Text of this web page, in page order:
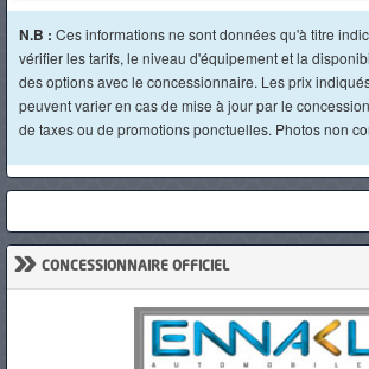
N.B : Ces informations ne sont données qu'à titre
vérifier les tarifs, le niveau d'équipement et la
des options avec le concessionnaire. Les prix
peuvent varier en cas de mise à jour par le
de taxes ou de promotions ponctuelles. Photos non
» CONCESSIONNAIRE OFFICIEL